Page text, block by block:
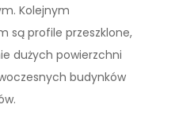
Kolejnym
są profile przeszklone,
dużych powierzchni
budynków